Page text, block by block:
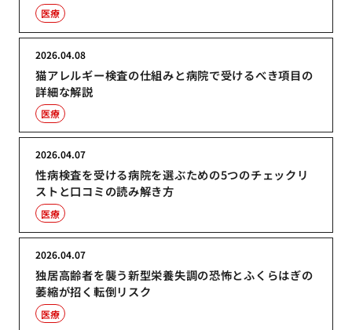
医療
猫アレルギー検査の仕組みと病院で受けるべき項目の
詳細な解説
2026.04.08
医療
性病検査を受ける病院を選ぶための5つのチェックリ
ストと口コミの読み解き方
2026.04.07
医療
独居高齢者を襲う新型栄養失調の恐怖とふくらはぎの
萎縮が招く転倒リスク
2026.04.07
医療